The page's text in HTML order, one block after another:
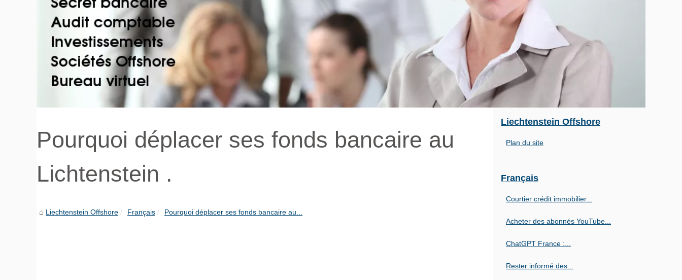
Pourquoi déplacer ses fonds bancaire au
Lichtenstein .
Liechtenstein Offshore Français Pourquoi déplacer ses fonds bancaire au...
Liechtenstein Offshore
Plan du site
Français
Courtier crédit immobilier...
Acheter des abonnés YouTube...
ChatGPT France :...
Rester informé des...